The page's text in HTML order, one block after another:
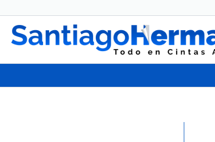
contenido